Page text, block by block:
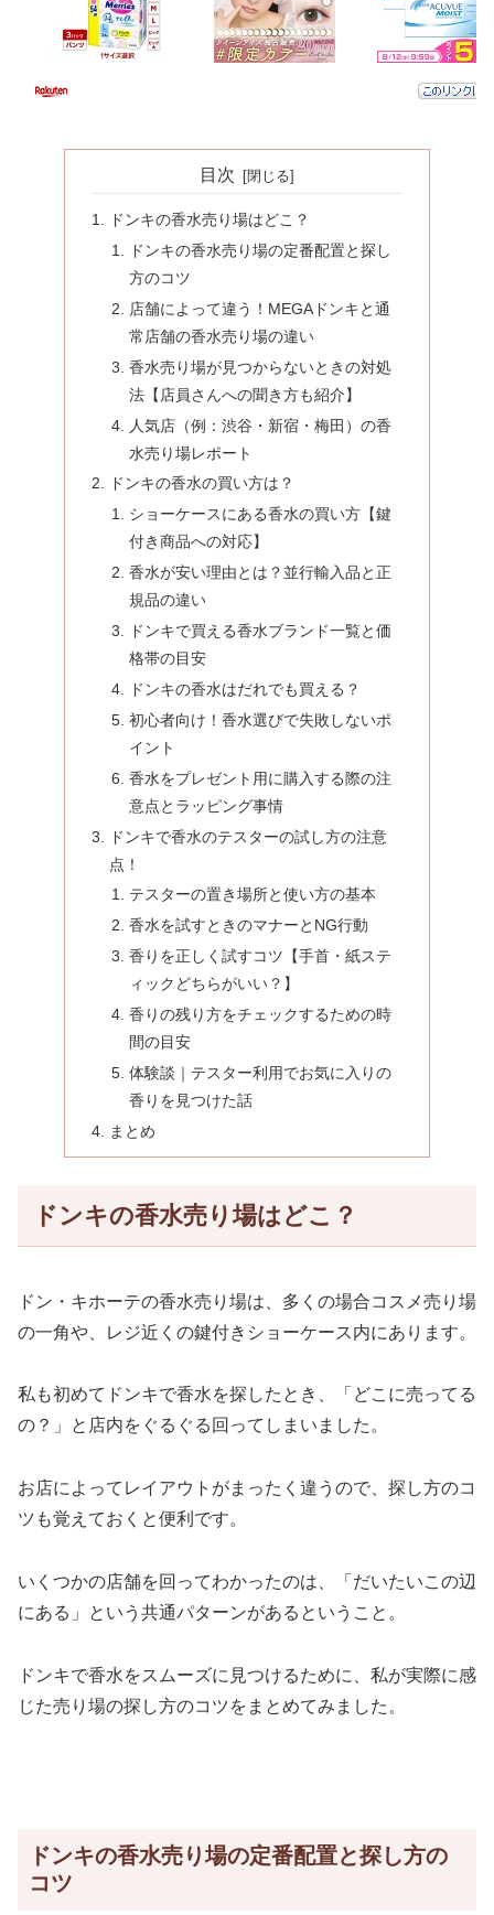
目次
ドンキの香水売り場はどこ？
ドンキの香水売り場の定番配置と探し
方のコツ
店舗によって違う！MEGAドンキと通
常店舗の香水売り場の違い
香水売り場が見つからないときの対処
法【店員さんへの聞き方も紹介】
人気店（例：渋谷・新宿・梅田）の香
水売り場レポート
ドンキの香水の買い方は？
ショーケースにある香水の買い方【鍵
付き商品への対応】
香水が安い理由とは？並行輸入品と正
規品の違い
ドンキで買える香水ブランド一覧と価
格帯の目安
ドンキの香水はだれでも買える？
初心者向け！香水選びで失敗しないポ
イント
香水をプレゼント用に購入する際の注
意点とラッピング事情
ドンキで香水のテスターの試し方の注意
点！
テスターの置き場所と使い方の基本
香水を試すときのマナーとNG行動
香りを正しく試すコツ【手首・紙ステ
ィックどちらがいい？】
香りの残り方をチェックするための時
間の目安
体験談｜テスター利用でお気に入りの
香りを見つけた話
まとめ
ドンキの香水売り場はどこ？
ドン・キホーテの香水売り場は、多くの場合コスメ売り場
の一角や、レジ近くの鍵付きショーケース内にあります。
私も初めてドンキで香水を探したとき、「どこに売ってる
の？」と店内をぐるぐる回ってしまいました。
お店によってレイアウトがまったく違うので、探し方のコ
ツも覚えておくと便利です。
いくつかの店舗を回ってわかったのは、「だいたいこの辺
にある」という共通パターンがあるということ。
ドンキで香水をスムーズに見つけるために、私が実際に感
じた売り場の探し方のコツをまとめてみました。
ドンキの香水売り場の定番配置と探し方の
コツ